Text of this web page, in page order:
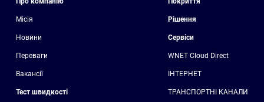
Місія
Новини
Переваги
Вакансії
Тест швидкості
Рішення
Сервіси
WNET Cloud Direct
ІНТЕРНЕТ
ТРАНСПОРТНІ КАНАЛИ